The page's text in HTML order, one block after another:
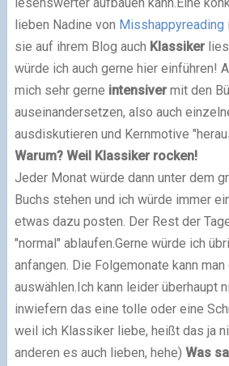
lieben Nadine von Misshappyreading
sie auf ihrem Blog auch Klassiker
würde ich auch gerne hier einführen!
mich sehr gerne intensivermit den
auseinandersetzen, also auch
ausdiskutieren und Kernmotive
Warum? Weil Klassiker rocken!
Jeder Monat würde dann unter dem
Buchs stehen und ich würde immer
etwas dazu posten. Der Rest der
"normal" ablaufen.Gerne würde ich
anfangen. Die Folgemonate kann
auswählen.Ich kann leider überhaupt
inwiefern das eine tolle oder eine
weil ich Klassiker liebe, heißt das ja
anderen es auch lieben, hehe) Was